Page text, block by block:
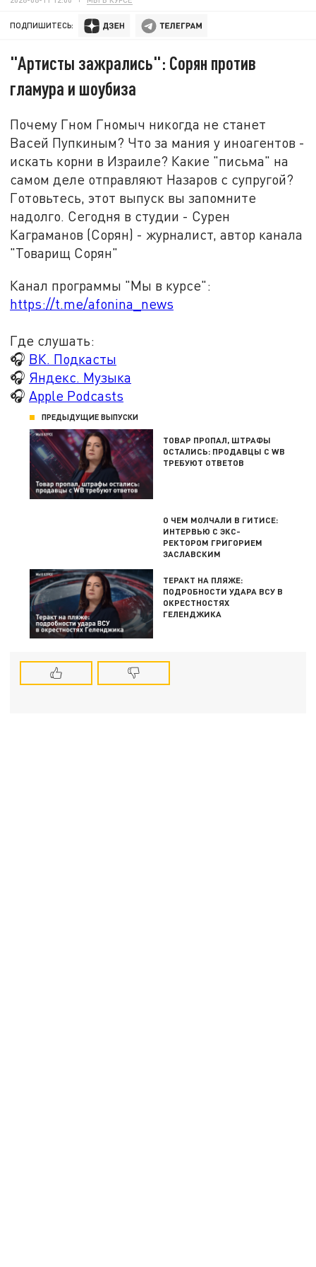
ПОДПИШИТЕСЬ:
"Артисты зажрались": Сорян против
гламура и шоубиза
Почему Гном Гномыч никогда не станет
Васей Пупкиным? Что за мания у иноагентов -
искать корни в Израиле? Какие "письма" на
самом деле отправляют Назаров с супругой?
Готовьтесь, этот выпуск вы запомните
надолго. Сегодня в студии - Сурен
Каграманов (Сорян) - журналист, автор канала
"Товарищ Сорян"
Канал программы "Мы в курсе":
https://t.me/afonina_news
Где слушать:
🎧 ВК. Подкасты
🎧 Яндекс. Музыка
🎧 Apple Podcasts
ПРЕДЫДУЩИЕ ВЫПУСКИ
ТОВАР ПРОПАЛ, ШТРАФЫ
ОСТАЛИСЬ: ПРОДАВЦЫ С WB
ТРЕБУЮТ ОТВЕТОВ
О ЧЕМ МОЛЧАЛИ В ГИТИСЕ:
ИНТЕРВЬЮ С ЭКС-
РЕКТОРОМ ГРИГОРИЕМ
ЗАСЛАВСКИМ
ТЕРАКТ НА ПЛЯЖЕ:
ПОДРОБНОСТИ УДАРА ВСУ В
ОКРЕСТНОСТЯХ
ГЕЛЕНДЖИКА